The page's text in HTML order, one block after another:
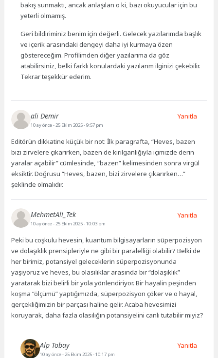
bakış sunmaktı, ancak anlaşılan o ki, bazı okuyucular için bu
yeterli olmamış.
Geri bildiriminiz benim için değerli. Gelecek yazılarımda başlık
ve içerik arasındaki dengeyi daha iyi kurmaya özen
göstereceğim. Profilimden diğer yazılarıma da göz
atabilirsiniz, belki farklı konulardaki yazılarım ilginizi çekebilir.
Tekrar teşekkür ederim.
ali Demir
10 ay önce- 25 Ekim 2025 - 9:57 pm
Editörün dikkatine küçük bir not: İlk paragrafta, “Heves, bazen
bizi zirvelere çıkarırken, bazen de kırılganlığıyla içimizde derin
yaralar açabilir” cümlesinde, “bazen” kelimesinden sonra virgül
eksiktir. Doğrusu “Heves, bazen, bizi zirvelere çıkarırken…”
şeklinde olmalıdır.
Yanıtla
MehmetAli_Tek
10 ay önce- 25 Ekim 2025 - 10:03 pm
Peki bu coşkulu hevesin, kuantum bilgisayarların süperpozisyon
ve dolaşıklık prensipleriyle ne gibi bir paralelliği olabilir? Belki de
her birimiz, potansiyel geleceklerin süperpozisyonunda
yaşıyoruz ve heves, bu olasılıklar arasında bir “dolaşıklık”
yaratarak bizi belirli bir yola yönlendiriyor. Bir hayalin peşinden
koşma “ölçümü” yaptığımızda, süperpozisyon çöker ve o hayal,
gerçekliğimizin bir parçası haline gelir. Acaba hevesimizi
koruyarak, daha fazla olasılığın potansiyelini canlı tutabilir miyiz?
Yanıtla
Alp Tobay
10 ay önce- 25 Ekim 2025 - 10:17 pm
Yanıtla